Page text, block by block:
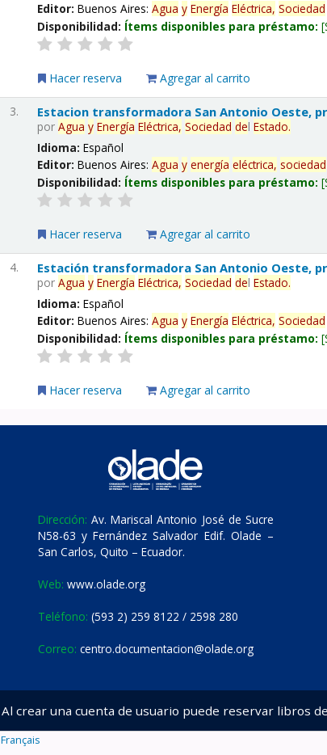
Editor:Buenos Aires:Agua y Energía Eléctrica, Sociedad
Disponibilidad: Ítems disponibles para préstamo:
Hacer reserva Agregar al carrito
3. Estacion transformadora San Antonio Oeste,
porAgua y Energía Eléctrica, Sociedad delEstado.
Idioma:Español
Editor:Buenos Aires:Agua y energía eléctrica, sociedad
Disponibilidad: Ítems disponibles para préstamo:
Hacer reserva Agregar al carrito
4. Estación transformadora San Antonio Oeste,
porAgua y Energía Eléctrica, Sociedad delEstado.
Idioma:Español
Editor:Buenos Aires:Agua y Energía Eléctrica, Sociedad
Disponibilidad: Ítems disponibles para préstamo:
Hacer reserva Agregar al carrito
Dirección: Av. Mariscal Antonio José de Sucre
N58-63 y Fernández Salvador Edif. Olade –
San Carlos, Quito – Ecuador.
Web: www.olade.org
Teléfono: (593 2) 259 8122 / 2598 280
Correo: centro.documentacion@olade.org
Al crear una cuenta de usuario puede reservar libros
Français